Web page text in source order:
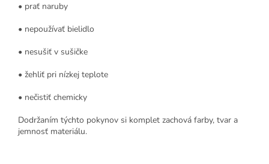
• prať naruby
• nepoužívať bielidlo
• nesušiť v sušičke
• žehliť pri nízkej teplote
• nečistiť chemicky
Dodržaním týchto pokynov si komplet zachová farby, tvar a
jemnosť materiálu.